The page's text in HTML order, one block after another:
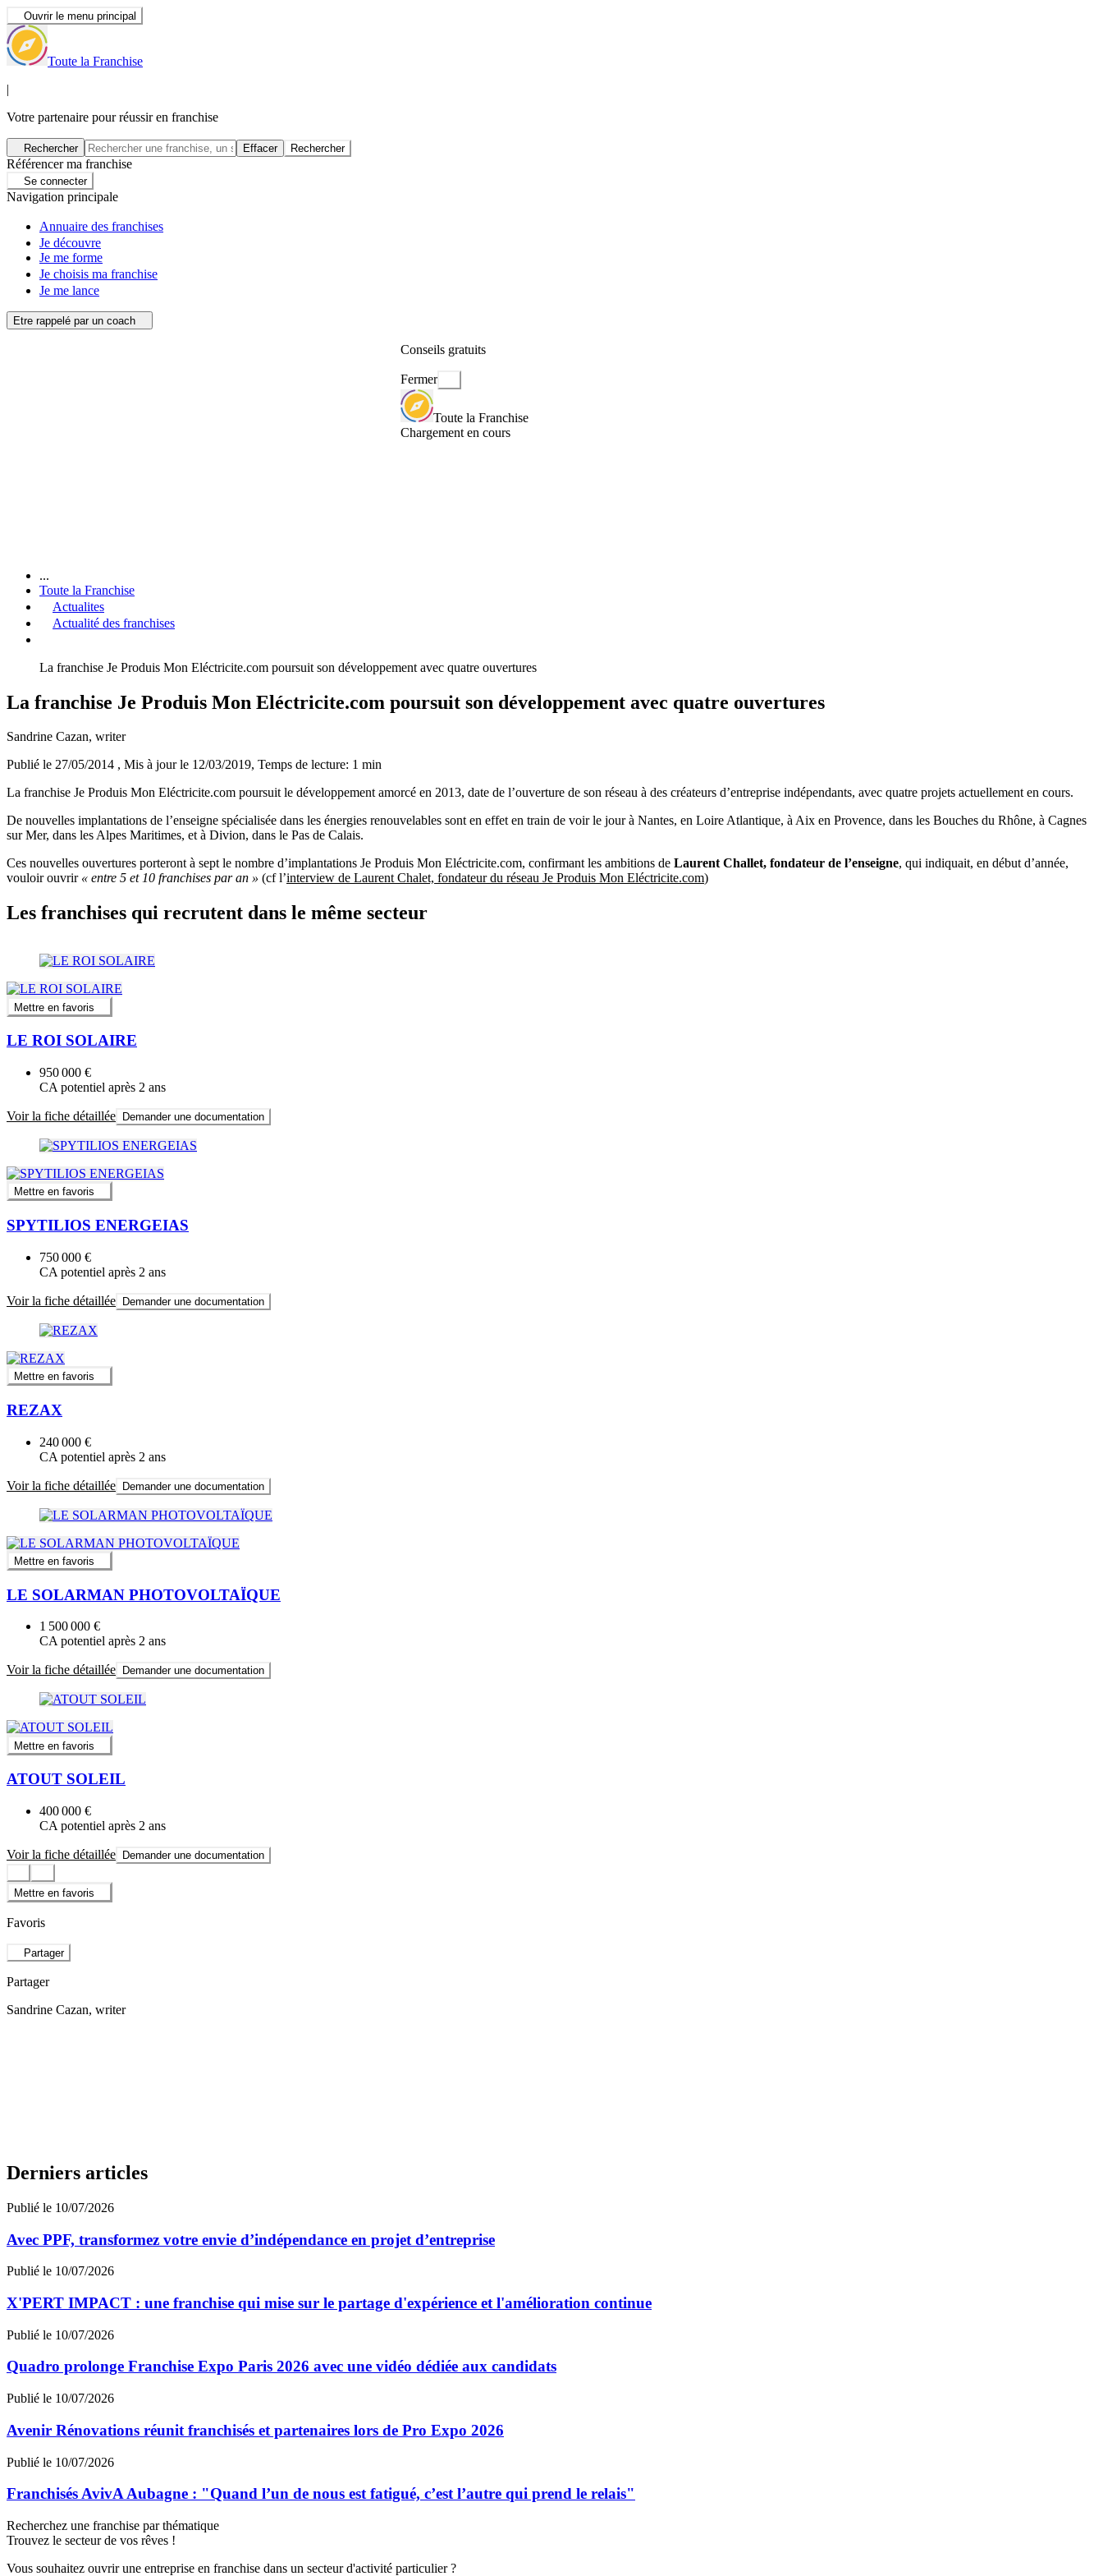
Ouvrir le menu principal
Toute la Franchise
|
Votre partenaire pour réussir en franchise
Rechercher Effacer Rechercher
Référencer ma franchise
Se connecter
Navigation principale
Annuaire des franchises
Je découvre
Je me forme
Je choisis ma franchise
Je me lance
Etre rappelé par un coach
Conseils gratuits
Fermer
Toute la Franchise
Chargement en cours
...
Toute la Franchise
Actualites
Actualité des franchises
La franchise Je Produis Mon Eléctricite.com poursuit son développement avec quatre ouvertures
La franchise Je Produis Mon Eléctricite.com poursuit son développement avec quatre ouvertures
Sandrine Cazan, writer
Publié le 27/05/2014 , Mis à jour le 12/03/2019, Temps de lecture: 1 min
La franchise Je Produis Mon Eléctricite.com poursuit le développement amorcé en 2013, date de l’ouverture de son réseau à des créateurs d’entreprise indépendants, avec quatre projets actuellement en cours.
De nouvelles implantations de l’enseigne spécialisée dans les énergies renouvelables sont en effet en train de voir le jour à Nantes, en Loire Atlantique, à Aix en Provence, dans les Bouches du Rhône, à Cagnes
sur Mer, dans les Alpes Maritimes, et à Divion, dans le Pas de Calais.
Ces nouvelles ouvertures porteront à sept le nombre d’implantations Je Produis Mon Eléctricite.com, confirmant les ambitions de Laurent Challet, fondateur de l’enseigne, qui indiquait, en début d’année,
vouloir ouvrir « entre 5 et 10 franchises par an » (cf l’interview de Laurent Chalet, fondateur du réseau Je Produis Mon Eléctricite.com)
Les franchises qui recrutent dans le même secteur
Mettre en favoris
LE ROI SOLAIRE
950 000 €
CA potentiel après 2 ans
Voir la fiche détaillée Demander une documentation
Mettre en favoris
SPYTILIOS ENERGEIAS
750 000 €
CA potentiel après 2 ans
Voir la fiche détaillée Demander une documentation
Mettre en favoris
REZAX
240 000 €
CA potentiel après 2 ans
Voir la fiche détaillée Demander une documentation
Mettre en favoris
LE SOLARMAN PHOTOVOLTAÏQUE
1 500 000 €
CA potentiel après 2 ans
Voir la fiche détaillée Demander une documentation
Mettre en favoris
ATOUT SOLEIL
400 000 €
CA potentiel après 2 ans
Voir la fiche détaillée Demander une documentation
Mettre en favoris
Favoris
Partager
Partager
Sandrine Cazan, writer
Derniers articles
Publié le 10/07/2026
Avec PPF, transformez votre envie d’indépendance en projet d’entreprise
Publié le 10/07/2026
X'PERT IMPACT : une franchise qui mise sur le partage d'expérience et l'amélioration continue
Publié le 10/07/2026
Quadro prolonge Franchise Expo Paris 2026 avec une vidéo dédiée aux candidats
Publié le 10/07/2026
Avenir Rénovations réunit franchisés et partenaires lors de Pro Expo 2026
Publié le 10/07/2026
Franchisés AvivA Aubagne : "Quand l’un de nous est fatigué, c’est l’autre qui prend le relais"
Recherchez une franchise par thématique
Trouvez le secteur de vos rêves !
Vous souhaitez ouvrir une entreprise en franchise dans un secteur d'activité particulier ?